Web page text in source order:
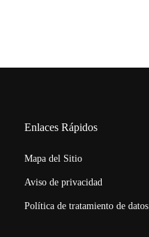
Enlaces Rápidos
Mapa del Sitio
Aviso de privacidad
Política de tratamiento de datos